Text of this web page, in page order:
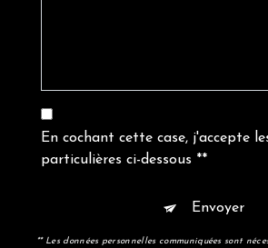
En cochant cette case, j'accepte
particulières ci-dessous **
Envoyer
** Les données personnelles communiquées sont